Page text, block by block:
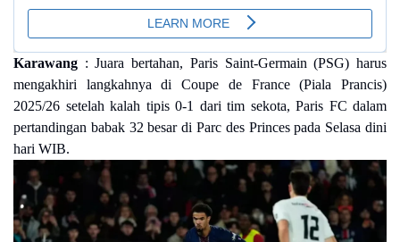
Karawang : Juara bertahan, Paris Saint-Germain (PSG) harus
mengakhiri langkahnya di Coupe de France (Piala Prancis)
2025/26 setelah kalah tipis 0-1 dari tim sekota, Paris FC dalam
pertandingan babak 32 besar di Parc des Princes pada Selasa dini
hari WIB.